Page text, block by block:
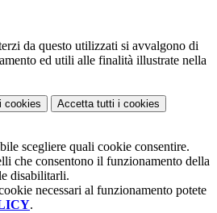
da questo utilizzati si avvalgono di
ed utili alle finalità illustrate nella
i cookies Accetta tutti i cookies
scegliere quali cookie consentire.
che consentono il funzionamento della
disabilitarli.
necessari al funzionamento potete
.